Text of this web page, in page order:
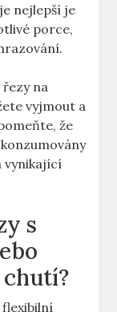
nejlepší je
porce,
na
vyjmout a
že
vynikající
s
flexibilní